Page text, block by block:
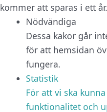
kommer att sparas i ett år.
Nödvändiga
Dessa kakor går
för att hemsidan
fungera.
Statistik
För att vi ska
funktionalitet och